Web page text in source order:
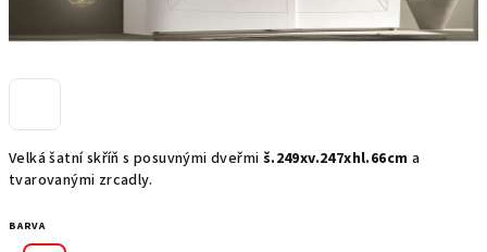
Velká šatní skříň s posuvnými dveřmi š.249xv.247xhl.66cm a
tvarovanými zrcadly.
BARVA